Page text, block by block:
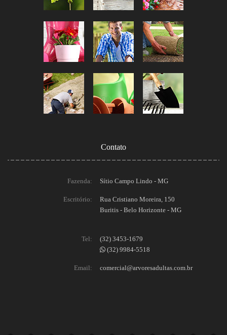
Contato
Fazenda: Sítio Campo Lindo - MG
Escritório:
Rua Cristiano Moreira, 150
Buritis - Belo Horizonte - MG
Tel:
(32) 3453-1679
(32) 9984-5518
Email: comercial@arvoresadultas.com.br